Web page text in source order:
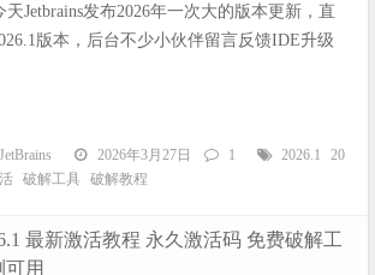
天Jetbrains发布2026年一次大的版本更新，直
版本，后台不少小伙伴留言反馈IDE升级
JetBrains 2026年3月27日 1 2026.1
20
破解工具 破解教程
最新激活教程 永久激活码 免费破解工
用